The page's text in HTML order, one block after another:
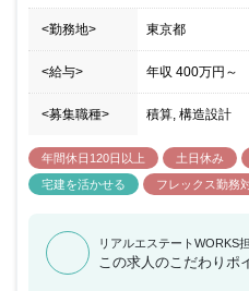
<勤務地> 東京都
<給与> 年収 400万円 ～
<募集職種> 積算, 構造設計
年間休日120日以上 土日休み
宅建を活かせる
フレックス勤務
リアルエステートWORKS
この求人のこだわりポ